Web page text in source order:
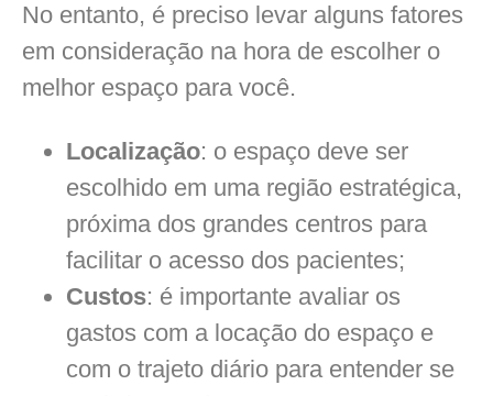
No entanto, é preciso levar alguns fatores
em consideração na hora de escolher o
melhor espaço para você.
Localização: o espaço deve ser
escolhido em uma região estratégica,
próxima dos grandes centros para
facilitar o acesso dos pacientes;
Custos: é importante avaliar os
gastos com a locação do espaço e
com o trajeto diário para entender se